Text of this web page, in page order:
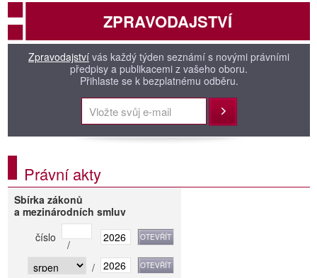
ZPRAVODAJSTVÍ
Zpravodajství vás každý týden seznámí s novými právními
předpisy a publikacemi z vašeho oboru.
Přihlaste se k bezplatnému odběru.
Přihlásit
Právní akty
Sbírka zákonů
a mezinárodních smluv
číslo
/
/